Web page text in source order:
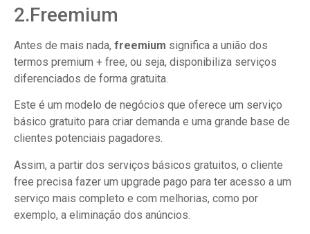
2.Freemium
Antes de mais nada, freemium significa a união dos
termos premium + free, ou seja, disponibiliza serviços
diferenciados de forma gratuita.
Este é um modelo de negócios que oferece um serviço
básico gratuito para criar demanda e uma grande base de
clientes potenciais pagadores.
Assim, a partir dos serviços básicos gratuitos, o cliente
free precisa fazer um upgrade pago para ter acesso a um
serviço mais completo e com melhorias, como por
exemplo, a eliminação dos anúncios.